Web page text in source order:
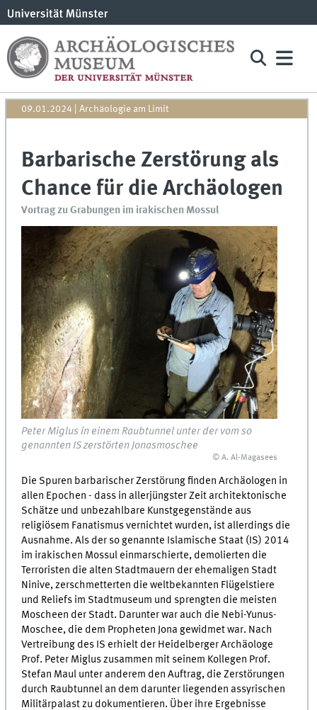
09.01.2024 | Archäologie am Limit
Barbarische Zerstörung als
Chance für die Archäologen
Vortrag zu Grabungen im irakischen Mossul
Peter Miglus in einem Raubtunnel unter der vom so
genannten IS zerstörten Jonasmoschee
© A. Al-Magasees
Die Spuren barbarischer Zerstörung finden Archäologen in
allen Epochen - dass in allerjüngster Zeit architektonische
Schätze und unbezahlbare Kunstgegenstände aus
religiösem Fanatismus vernichtet wurden, ist allerdings die
Ausnahme. Als der so genannte Islamische Staat (IS) 2014
im irakischen Mossul einmarschierte, demolierten die
Terroristen die alten Stadtmauern der ehemaligen Stadt
Ninive, zerschmetterten die weltbekannten Flügelstiere
und Reliefs im Stadtmuseum und sprengten die meisten
Moscheen der Stadt. Darunter war auch die Nebi-Yunus-
Moschee, die dem Propheten Jona gewidmet war. Nach
Vertreibung des IS erhielt der Heidelberger Archäologe
Prof. Peter Miglus zusammen mit seinem Kollegen Prof.
Stefan Maul unter anderem den Auftrag, die Zerstörungen
durch Raubtunnel an dem darunter liegenden assyrischen
Militärpalast zu dokumentieren. Über ihre Ergebnisse